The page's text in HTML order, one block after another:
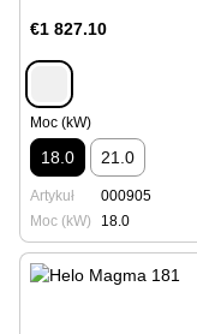
€1 827.10
Moc (kW)
18.0 21.0
Artykuł
000905
Moc (kW)
18.0